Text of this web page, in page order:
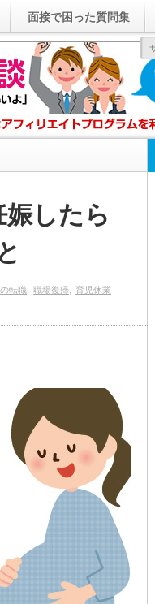
面接で困った質問集
したら
転職 職場復帰 育児休業